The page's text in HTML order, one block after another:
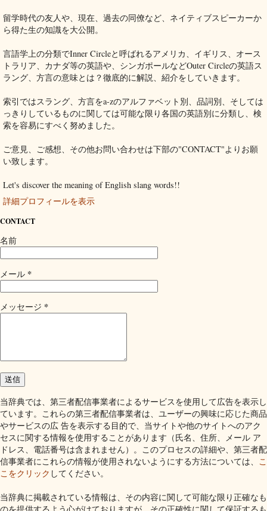
留学時代の友人や、現在、過去の同僚など、ネイティブスピーカーか
ら得た生の知識を大公開。
言語学上の分類でInner Circleと呼ばれるアメリカ、イギリス、オース
トラリア、カナダ等の英語や、シンガポールなどOuter Circleの英語ス
ラング、方言の意味とは？徹底的に解説、紹介をしていきます。
索引ではスラング、方言をa-zのアルファベット別、品詞別、そしては
っきりしているものに関しては可能な限り各国の英語別に分類し、検
索を容易にすべく努めました。
ご意見、ご感想、その他お問い合わせは下部の"CONTACT"よりお願
い致します。
Let's discover the meaning of English slang words!!
詳細プロフィールを表示
CONTACT
名前
メール *
メッセージ *
当辞典では、第三者配信事業者によるサービスを使用して広告を表示し
ています。これらの第三者配信事業者は、ユーザーの興味に応じた商品
やサービスの広 告を表示する目的で、当サイトや他のサイトへのアク
セスに関する情報を使用することがあります（氏名、住所、メール ア
ドレス、電話番号は含まれません）。このプロセスの詳細や、第三者配
信事業者にこれらの情報が使用されないようにする方法については、
こ
こをクリック してください。
当辞典に掲載されている情報は、その内容に関して可能な限り正確なも